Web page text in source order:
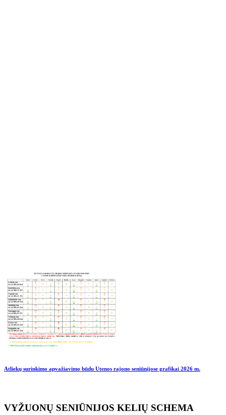
Atliekų surinkimo apvažiavimo būdu Utenos rajono seniūnijose grafikai 2026 m.
VYŽUONŲ SENIŪNIJOS KELIŲ SCHEMA